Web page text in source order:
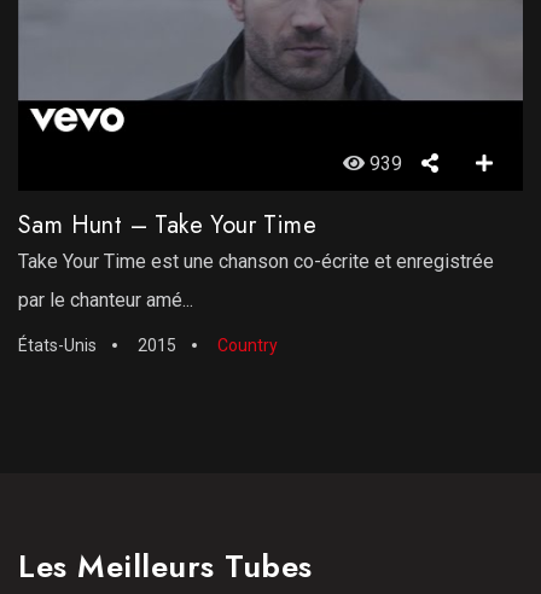
939
Sam Hunt – Take Your Time
Take Your Time est une chanson co-écrite et enregistrée
par le chanteur amé...
États-Unis 2015 Country
Les Meilleurs Tubes